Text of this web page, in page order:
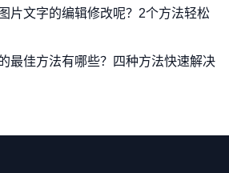
片文字的编辑修改呢？2个方法轻松
最佳方法有哪些？四种方法快速解决